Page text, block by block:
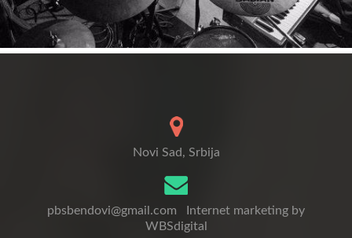
Novi Sad, Srbija
pbsbendovi@gmail.com
Internet marketing by
WBSdigital